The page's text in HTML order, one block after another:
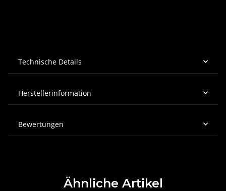
Technische Details
Herstellerinformation
Bewertungen
Ähnliche Artikel